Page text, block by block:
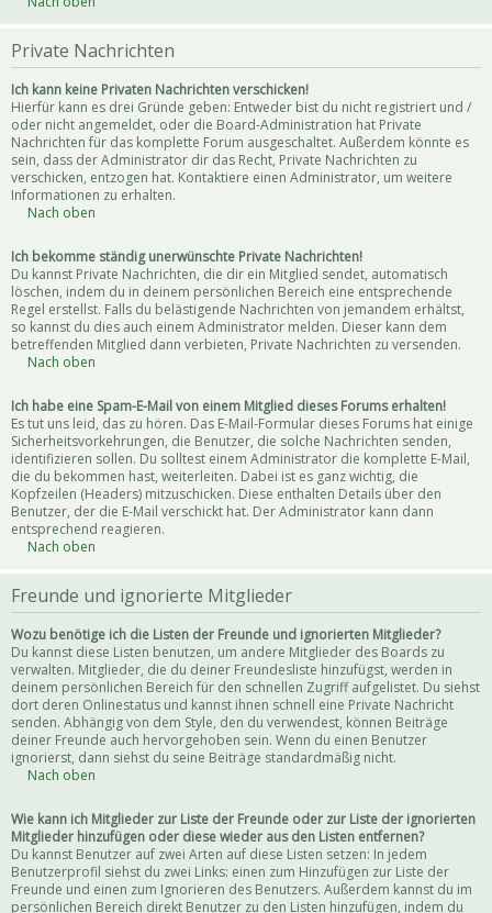
Private Nachrichten
Ich kann keine Privaten Nachrichten verschicken!
Hierfür kann es drei Gründe geben: Entweder bist du nicht registriert und /
oder nicht angemeldet, oder die Board-Administration hat Private
Nachrichten für das komplette Forum ausgeschaltet. Außerdem könnte es
sein, dass der Administrator dir das Recht, Private Nachrichten zu
verschicken, entzogen hat. Kontaktiere einen Administrator, um weitere
Informationen zu erhalten.
Nach oben
Ich bekomme ständig unerwünschte Private Nachrichten!
Du kannst Private Nachrichten, die dir ein Mitglied sendet, automatisch
löschen, indem du in deinem persönlichen Bereich eine entsprechende
Regel erstellst. Falls du belästigende Nachrichten von jemandem erhältst,
so kannst du dies auch einem Administrator melden. Dieser kann dem
betreffenden Mitglied dann verbieten, Private Nachrichten zu versenden.
Nach oben
Ich habe eine Spam-E-Mail von einem Mitglied dieses Forums erhalten!
Es tut uns leid, das zu hören. Das E-Mail-Formular dieses Forums hat einige
Sicherheitsvorkehrungen, die Benutzer, die solche Nachrichten senden,
identifizieren sollen. Du solltest einem Administrator die komplette E-Mail,
die du bekommen hast, weiterleiten. Dabei ist es ganz wichtig, die
Kopfzeilen (Headers) mitzuschicken. Diese enthalten Details über den
Benutzer, der die E-Mail verschickt hat. Der Administrator kann dann
entsprechend reagieren.
Nach oben
Freunde und ignorierte Mitglieder
Wozu benötige ich die Listen der Freunde und ignorierten Mitglieder?
Du kannst diese Listen benutzen, um andere Mitglieder des Boards zu
verwalten. Mitglieder, die du deiner Freundesliste hinzufügst, werden in
deinem persönlichen Bereich für den schnellen Zugriff aufgelistet. Du siehst
dort deren Onlinestatus und kannst ihnen schnell eine Private Nachricht
senden. Abhängig von dem Style, den du verwendest, können Beiträge
deiner Freunde auch hervorgehoben sein. Wenn du einen Benutzer
ignorierst, dann siehst du seine Beiträge standardmäßig nicht.
Nach oben
Wie kann ich Mitglieder zur Liste der Freunde oder zur Liste der ignorierten
Mitglieder hinzufügen oder diese wieder aus den Listen entfernen?
Du kannst Benutzer auf zwei Arten auf diese Listen setzen: In jedem
Benutzerprofil siehst du zwei Links: einen zum Hinzufügen zur Liste der
Freunde und einen zum Ignorieren des Benutzers. Außerdem kannst du im
persönlichen Bereich direkt Benutzer zu den Listen hinzufügen, indem du